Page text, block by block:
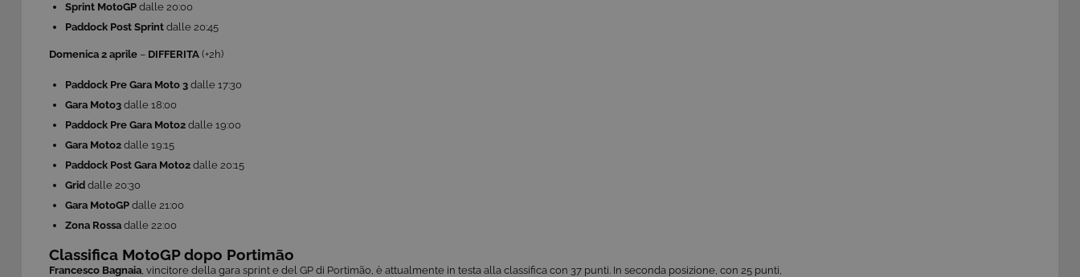
Sprint MotoGP dalle 20:00
Paddock Post Sprint dalle 20:45
Domenica 2 aprile – DIFFERITA (+2h)
Paddock Pre Gara Moto 3 dalle 17:30
Gara Moto3 dalle 18:00
Paddock Pre Gara Moto2 dalle 19:00
Gara Moto2 dalle 19:15
Paddock Post Gara Moto2 dalle 20:15
Grid dalle 20:30
Gara MotoGP dalle 21:00
Zona Rossa dalle 22:00
Classifica MotoGP dopo Portimão
Francesco Bagnaia, vincitore della gara sprint e del GP di Portimão, è attualmente in testa alla classifica con 37 punti. In seconda posizione, con 25 punti,